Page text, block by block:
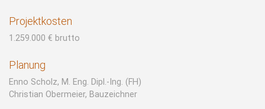
Projektkosten
1.259.000 € brutto
Planung
Enno Scholz, M. Eng. Dipl.-Ing. (FH)
Christian Obermeier, Bauzeichner